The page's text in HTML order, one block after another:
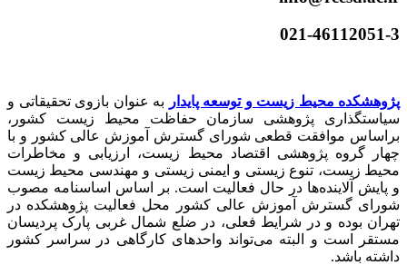
021-46112051-3
پژوهشکده محیط زیست و توسعه پایدار
به عنوان بازوی تحقیقاتی و
سیاستگذاری پژوهشی سازمان حفاظت محیط زیست کشور،
براساس موافقت قطعی شورای گسترش آموزش عالی کشور و با
چهار گروه پژوهشی اقتصاد محیط زیست، ارزیابی و مخاطرات
محیط زیست، تنوع زیستی و ایمنی زیستی و مهندسی محیط زیست
و پایش آلاینده‌ها در حال فعالیت است. بر اساس اساسنامه مصوب
شورای گسترش آموزش عالی کشور محل فعالیت پژوهشکده در
تهران بوده و در شرایط فعلی، در ضلع شمال غربی پارک پردیسان
مستقر است و البته می‌تواند واحدهای کارگاهی در سراسر کشور
داشته باشد.